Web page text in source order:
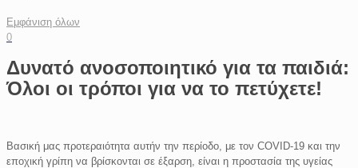
Εμφάνιση όλων
0
Δυνατό ανοσοποιητικό για τα παιδιά:
Όλοι οι τρόποι για να το πετύχετε!
Βασική μας προτεραιότητα αυτήν την περίοδο, με τον COVID-19 και την
εποχική γρίπη να βρίσκονται σε έξαρση, είναι η προστασία της υγείας